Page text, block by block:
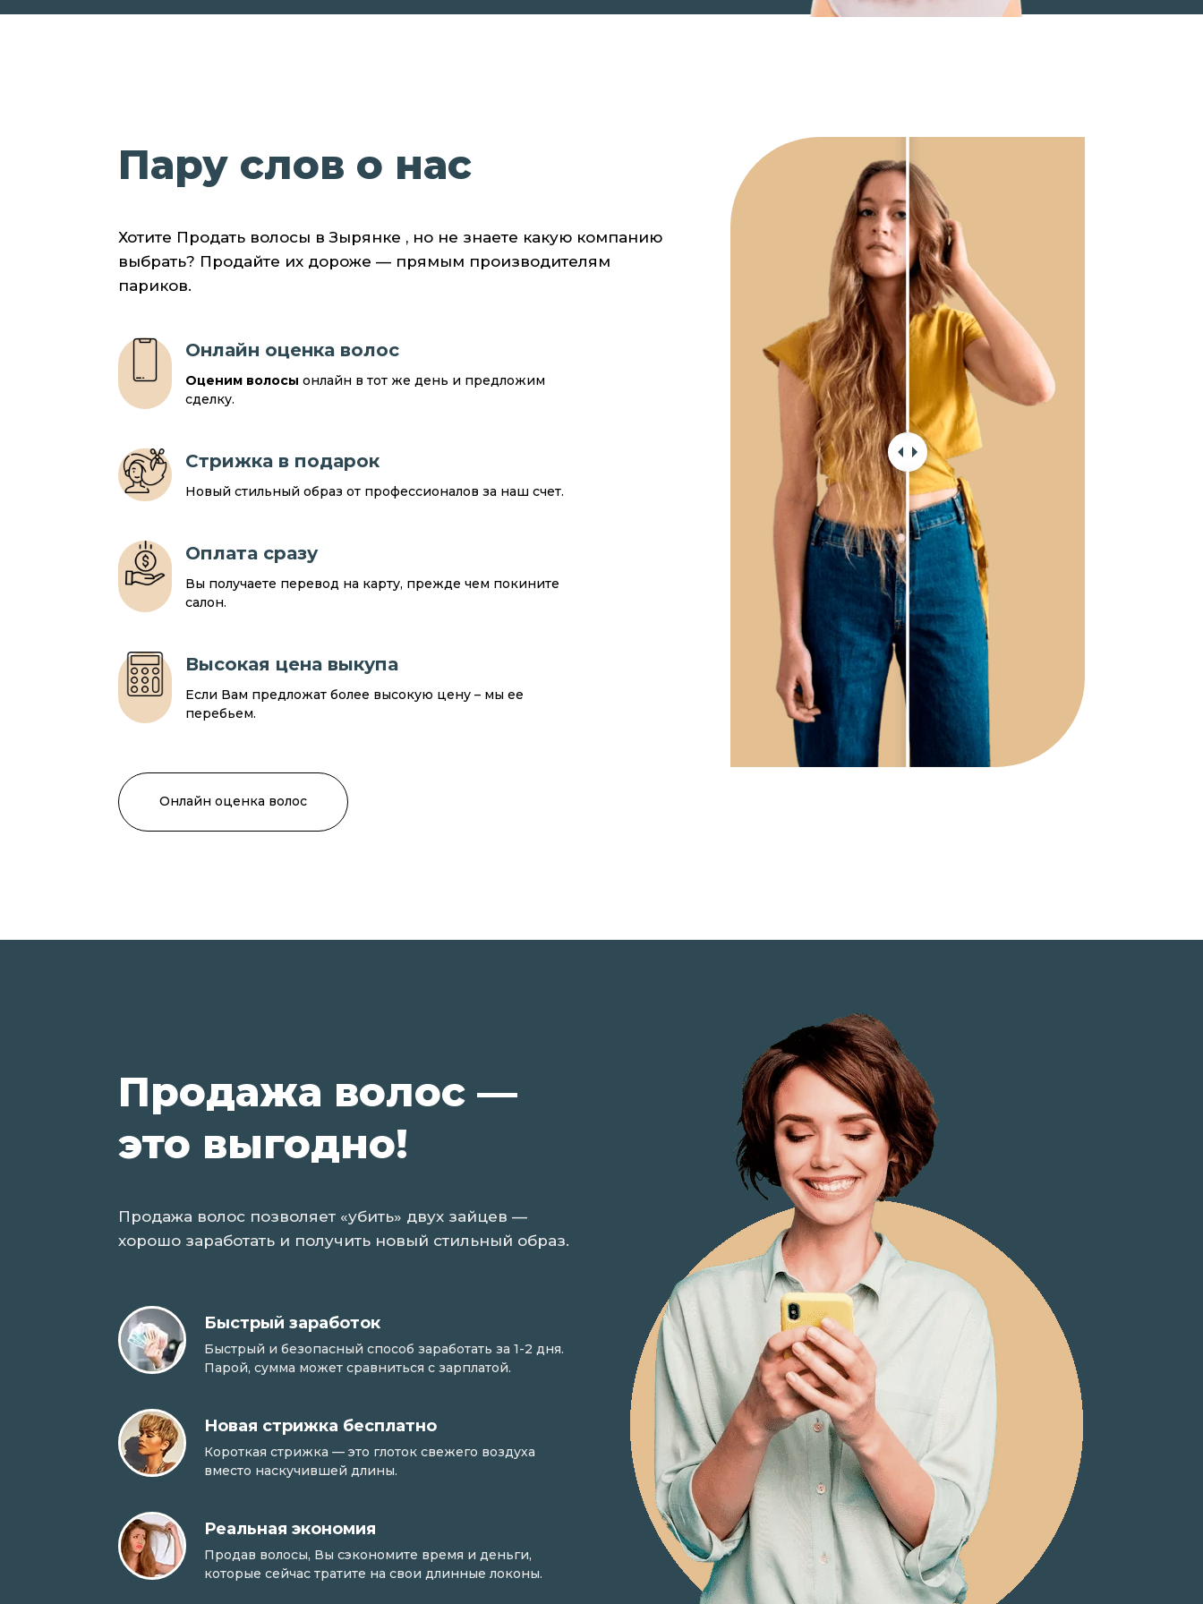
Пару слов о нас
Хотите Продать волосы в Зырянке , но не знаете какую компанию
выбрать? Продайте их дороже — прямым производителям
париков.
Онлайн оценка волос
Оценим волосы онлайн в тот же день и предложим
сделку.
Стрижка в подарок
Новый стильный образ от профессионалов за наш счет.
Оплата сразу
Вы получаете перевод на карту, прежде чем покините
салон.
Высокая цена выкупа
Если Вам предложат более высокую цену – мы ее
перебьем.
Онлайн оценка волос
Продажа волос —
это выгодно!
Продажа волос позволяет «убить» двух зайцев —
хорошо заработать и получить новый стильный образ.
Быстрый заработок
Быстрый и безопасный способ заработать за 1-2 дня.
Парой, сумма может сравниться с зарплатой.
Новая стрижка бесплатно
Короткая стрижка — это глоток свежего воздуха
вместо наскучившей длины.
Реальная экономия
Продав волосы, Вы сэкономите время и деньги,
которые сейчас тратите на свои длинные локоны.